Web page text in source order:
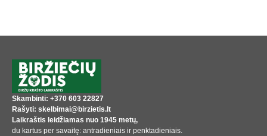
Skambinti: +370 603 22827
Rašyti: skelbimai@birzietis.lt
Laikraštis leidžiamas nuo 1945 metų,
du kartus per savaitę: antradieniais ir penktadieniais.